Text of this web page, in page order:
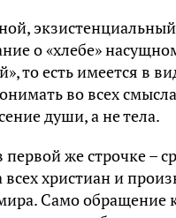
о «хлебе»
то есть имеется в
во всех
души, а не тела.
же строчке –
христиан и
Само обращение